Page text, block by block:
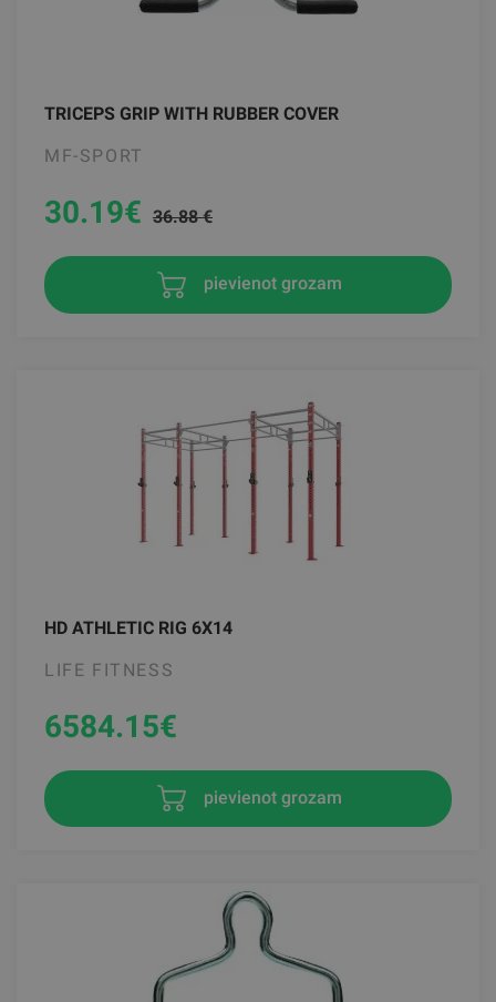
TRICEPS GRIP WITH RUBBER COVER
MF-SPORT
30.19€ 36.88 €
pievienot grozam
HD ATHLETIC RIG 6X14
LIFE FITNESS
6584.15€
pievienot grozam